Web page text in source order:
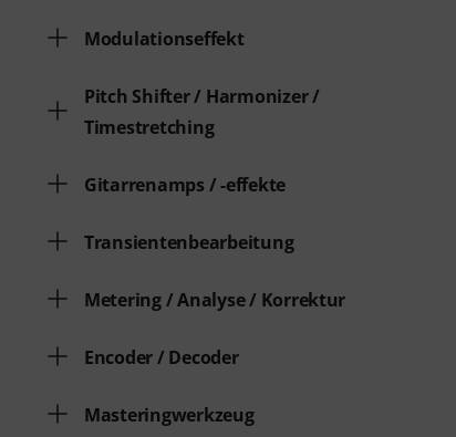
Modulationseffekt
Pitch Shifter / Harmonizer /
Timestretching
Gitarrenamps / -effekte
Transientenbearbeitung
Metering / Analyse / Korrektur
Encoder / Decoder
Masteringwerkzeug